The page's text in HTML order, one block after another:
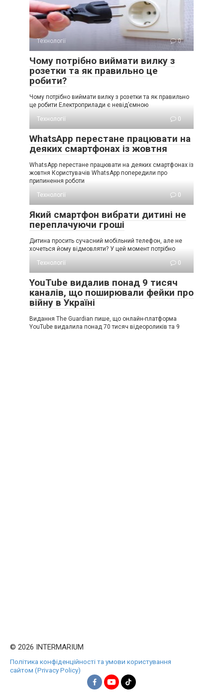
Технології 0
Чому потрібно виймати вилку з
розетки та як правильно це
робити?
Чому потрібно виймати вилку з розетки та як правильно
це робити Електроприлади є невід’ємною
Технології
0
WhatsApp перестане працювати на
деяких смартфонах із жовтня
WhatsApp перестане працювати на деяких смартфонах із
жовтня Користувачів WhatsApp попередили про
припинення роботи
Технології
0
Який смартфон вибрати дитині не
переплачуючи гроші
Дитина просить сучасний мобільний телефон, але не
хочеться йому відмовляти? У цей момент потрібно
Технології
0
YouTube видалив понад 9 тисяч
каналів, що поширювали фейки про
війну в Україні
Видання The Guardian пише, що онлайн-платформа
YouTube видалила понад 70 тисяч відеороликів та 9
© 2026 INTERMARIUM
Політика конфіденційності та умови користування
сайтом (Privacy Policy)